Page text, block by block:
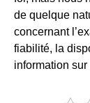
de quelque
concernant
fiabilité, la
information sur